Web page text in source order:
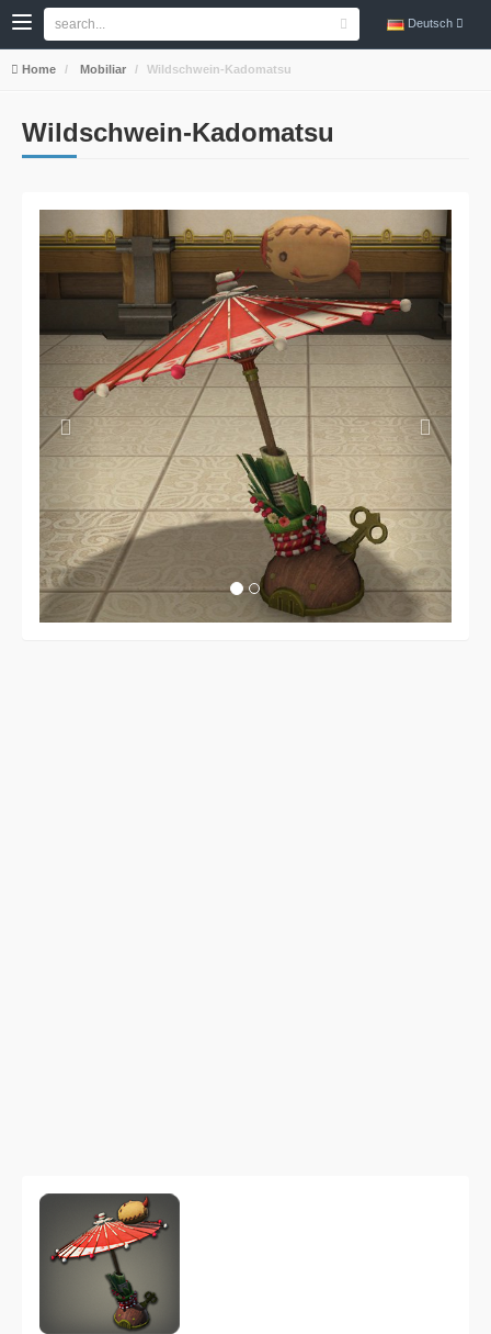
Deutsch
Home Mobiliar Wildschwein-Kadomatsu
Wildschwein-Kadomatsu